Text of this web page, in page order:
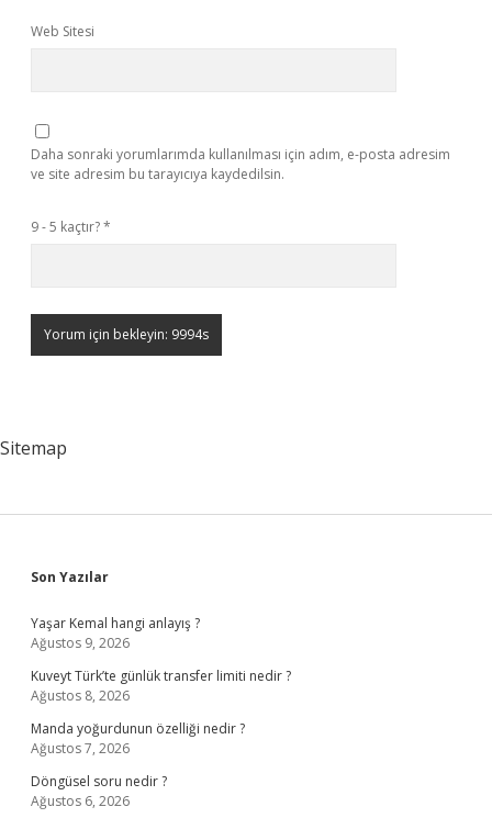
Web Sitesi
Daha sonraki yorumlarımda kullanılması için adım, e-posta adresim
ve site adresim bu tarayıcıya kaydedilsin.
9 - 5 kaçtır?*
Sitemap
Sidebar
Son Yazılar
Yaşar Kemal hangi anlayış ?
Ağustos 9, 2026
Kuveyt Türk’te günlük transfer limiti nedir ?
Ağustos 8, 2026
Manda yoğurdunun özelliği nedir ?
Ağustos 7, 2026
Döngüsel soru nedir ?
Ağustos 6, 2026